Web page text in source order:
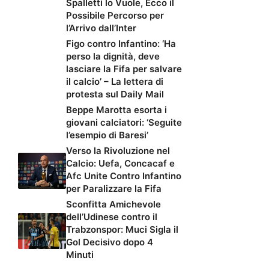
Spalletti lo Vuole, Ecco il
Possibile Percorso per
l’Arrivo dall’Inter
Figo contro Infantino: ‘Ha
perso la dignità, deve
lasciare la Fifa per salvare
il calcio’ – La lettera di
protesta sul Daily Mail
Beppe Marotta esorta i
giovani calciatori: ‘Seguite
l’esempio di Baresi’
Verso la Rivoluzione nel
Calcio: Uefa, Concacaf e
Afc Unite Contro Infantino
per Paralizzare la Fifa
Sconfitta Amichevole
dell’Udinese contro il
Trabzonspor: Muci Sigla il
Gol Decisivo dopo 4
Minuti